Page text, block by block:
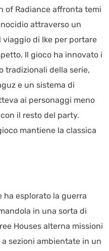
of Radiance affronta temi
attraverso un
di Ike per portare
Il gioco ha innovato i
tradizionali della serie,
e un sistema di
ai personaggi meno
il resto del party.
mantiene la classica
ha esplorato la guerra
in una sorta di
Houses alterna missioni
sezioni ambientate in un